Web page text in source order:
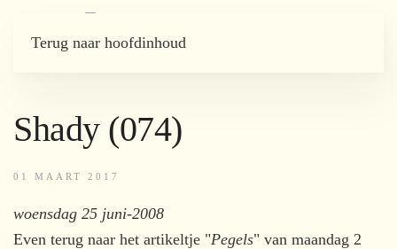
Terug naar hoofdinhoud
Shady (074)
01 MAART 2017
woensdag 25 juni-2008
Even terug naar het artikeltje "Pegels" van maandag 2